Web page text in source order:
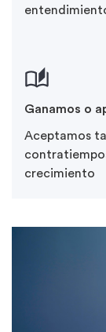
Ganamos o
Aceptamos
crecimiento